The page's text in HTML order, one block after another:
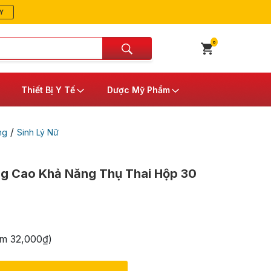
0
Thiết Bị Y Tế Dược Mỹ Phẩm
/ Sinh Lý Nữ
Cao Khả Năng Thụ Thai Hộp 30
32,000₫)